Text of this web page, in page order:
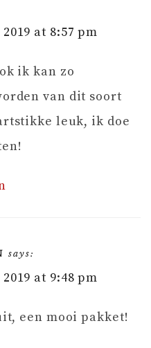
at 8:57 pm
ik kan zo
van dit soort
leuk, ik doe
says:
at 9:48 pm
een mooi pakket!